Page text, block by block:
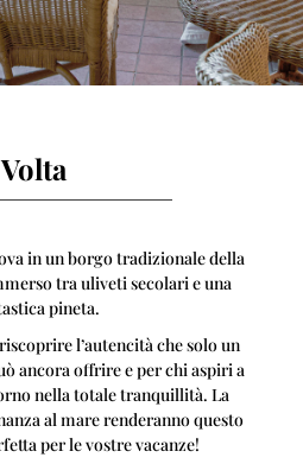
Volta
in un borgo tradizionale della
tra uliveti secolari e una
pineta.
l’autencità che solo un
ancora offrire e per chi aspiri a
nella totale tranquillità. La
al mare renderanno questo
per le vostre vacanze!